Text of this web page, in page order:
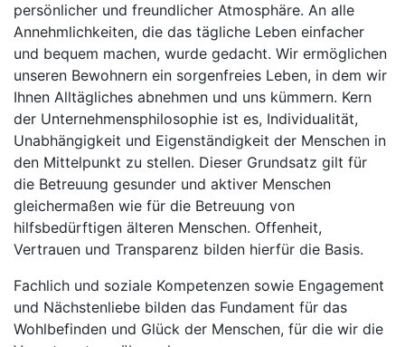
persönlicher und freundlicher Atmosphäre. An alle
Annehmlichkeiten, die das tägliche Leben einfacher
und bequem machen, wurde gedacht. Wir ermöglichen
unseren Bewohnern ein sorgenfreies Leben, in dem wir
Ihnen Alltägliches abnehmen und uns kümmern. Kern
der Unternehmensphilosophie ist es, Individualität,
Unabhängigkeit und Eigenständigkeit der Menschen in
den Mittelpunkt zu stellen. Dieser Grundsatz gilt für
die Betreuung gesunder und aktiver Menschen
gleichermaßen wie für die Betreuung von
hilfsbedürftigen älteren Menschen. Offenheit,
Vertrauen und Transparenz bilden hierfür die Basis.
Fachlich und soziale Kompetenzen sowie Engagement
und Nächstenliebe bilden das Fundament für das
Wohlbefinden und Glück der Menschen, für die wir die